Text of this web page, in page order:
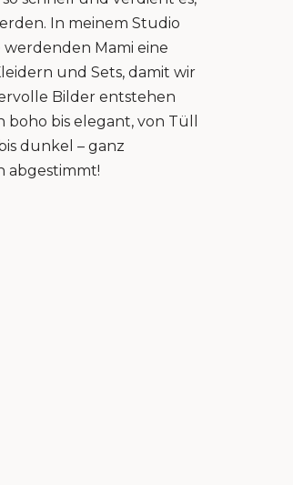
In meinem Studio
Mami eine
und Sets, damit wir
Bilder entstehen
boho bis elegant, von Tüll
dunkel – ganz
abgestimmt!